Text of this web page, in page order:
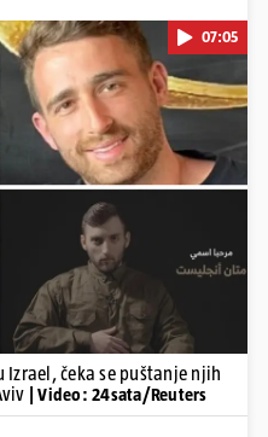
videa...
07:05
čeka se puštanje njih
| Video: 24sata/Reuters